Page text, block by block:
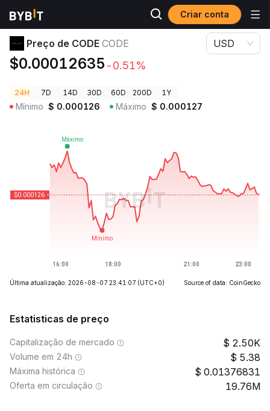
Criar conta
Preços de Criptomoedas Preço de CODE CODE
Preço de CODE CODE
$0.00012635 -0.51%
USD
24H 7D 14D 30D 60D 200D 1Y
Mínimo $ 0.000126 Máximo $ 0.000127
Última atualização: 2026-08-07 23:41:07 (UTC+0) Source of data: CoinGecko
Estatisticas de preço
Capitalização de mercado 2.50K
Volume em 24h 5.38
Máxima histórica 0.01376831
Oferta em circulação 19.76M